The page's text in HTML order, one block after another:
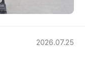
2026.07.25